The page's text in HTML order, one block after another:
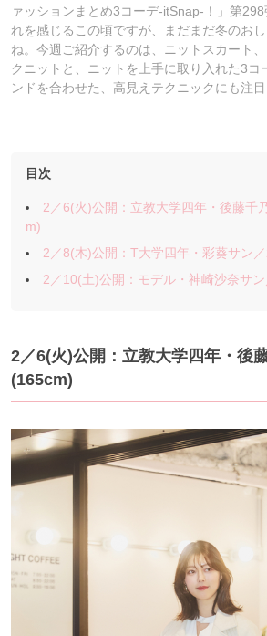
ァッションまとめ3コーデ-itSnap-！」第
れを感じるこの頃ですが、まだまだ冬のお
ね。今週ご紹介するのは、ニットスカート
クニットと、ニットを上手に取り入れた3
ンドを合わせた、高見えテクニックにも注
目次
2／6(火)公開：立教大学四年・後藤千
m)
2／8(木)公開：T大学四年・彩葵サン
2／10(土)公開：モデル・神崎沙奈サ
2／6(火)公開：立教大学四年・後
(165cm)